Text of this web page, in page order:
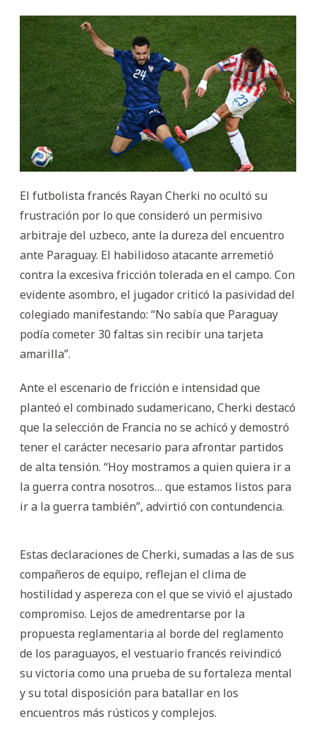
El futbolista francés Rayan Cherki no ocultó su
frustración por lo que consideró un permisivo
arbitraje del uzbeco, ante la dureza del encuentro
ante Paraguay. El habilidoso atacante arremetió
contra la excesiva fricción tolerada en el campo. Con
evidente asombro, el jugador criticó la pasividad del
colegiado manifestando: “No sabía que Paraguay
podía cometer 30 faltas sin recibir una tarjeta
amarilla”.
Ante el escenario de fricción e intensidad que
planteó el combinado sudamericano, Cherki destacó
que la selección de Francia no se achicó y demostró
tener el carácter necesario para afrontar partidos
de alta tensión. “Hoy mostramos a quien quiera ir a
la guerra contra nosotros… que estamos listos para
ir a la guerra también”, advirtió con contundencia.
Estas declaraciones de Cherki, sumadas a las de sus
compañeros de equipo, reflejan el clima de
hostilidad y aspereza con el que se vivió el ajustado
compromiso. Lejos de amedrentarse por la
propuesta reglamentaria al borde del reglamento
de los paraguayos, el vestuario francés reivindicó
su victoria como una prueba de su fortaleza mental
y su total disposición para batallar en los
encuentros más rústicos y complejos.